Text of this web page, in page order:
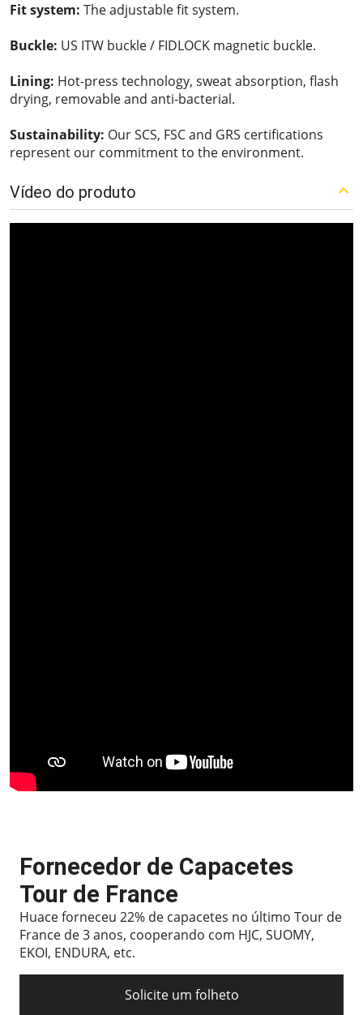
Fit system: The adjustable fit system.
Buckle: US ITW buckle / FIDLOCK magnetic buckle.
Lining: Hot-press technology, sweat absorption, flash
drying, removable and anti-bacterial.
Sustainability: Our SCS, FSC and GRS certifications
represent our commitment to the environment.
Vídeo do produto
Fornecedor de Capacetes
Tour de France
Huace forneceu 22% de capacetes no último Tour de
France de 3 anos, cooperando com HJC, SUOMY,
EKOI, ENDURA, etc.
Solicite um folheto